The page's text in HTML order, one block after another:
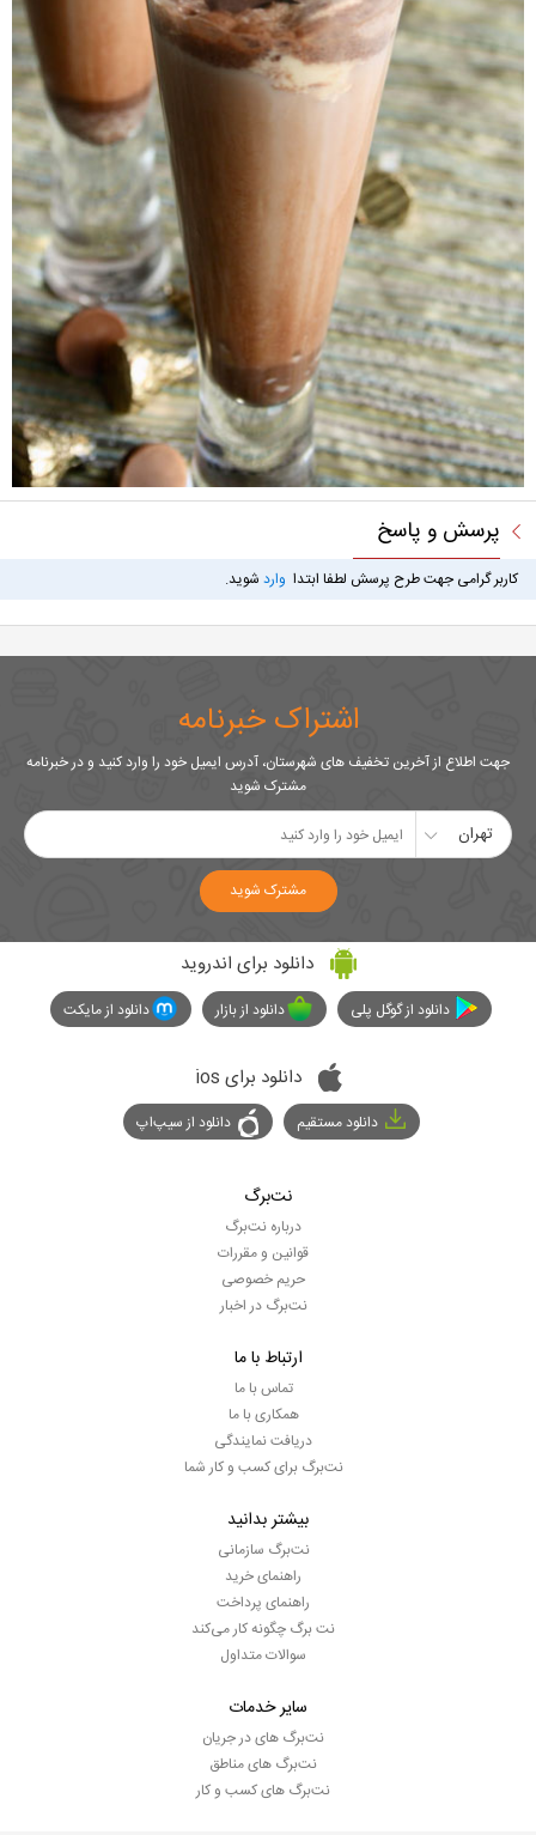
پرسش و پاسخ
کاربر گرامی جهت طرح پرسش لطفا ابتدا وارد شوید.
اشتراک خبرنامه
جهت اطلاع از آخرین تخفیف های شهرستان، آدرس ایمیل خود را وارد کنید و در خبرنامه
مشترک شوید
تهران
مشترک شوید
دانلود برای اندروید
دانلود از گوگل پلی دانلود از بازار دانلود از مایکت
دانلود برای ios
دانلود مستقیم دانلود از سیپ‌اپ
نت‌برگ
درباره نت‌برگ
قوانین و مقررات
حریم خصوصی
نت‌برگ در اخبار
ارتباط با ما
تماس با ما
همکاری با ما
دریافت نمایندگی
نت‌برگ برای کسب و کار شما
بیشتر بدانید
نت‌برگ سازمانی
راهنمای خرید
راهنمای پرداخت
نت برگ چگونه کار می‌کند
سوالات متداول
سایر خدمات
نت‌برگ های در جریان
نت‌برگ های مناطق
نت‌برگ های کسب و کار